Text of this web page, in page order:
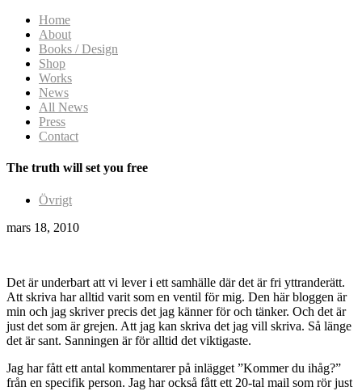
Home
About
Books / Design
Shop
Works
News
All News
Press
Contact
The truth will set you free
Övrigt
mars 18, 2010
Det är underbart att vi lever i ett samhälle där det är fri yttranderätt.
Att skriva har alltid varit som en ventil för mig. Den här bloggen är
min och jag skriver precis det jag känner för och tänker. Och det är
just det som är grejen. Att jag kan skriva det jag vill skriva. Så länge
det är sant. Sanningen är för alltid det viktigaste.
Jag har fått ett antal kommentarer på inlägget ”Kommer du ihåg?”
från en specifik person. Jag har också fått ett 20-tal mail som rör just